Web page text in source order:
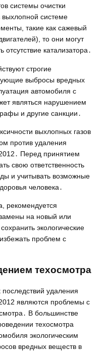
системы очистки
выхлопной системе
такие как сажевый
то они могут
отсутствие катализатора․
строгие
выбросы вредных
автомобиля с
являться нарушением
и другие санкции․
выхлопных газов
против удаления
Перед принятием
свою ответственность
и учитывать возможные
человека․
рекомендуется
на новый или
экологические
проблем с
техосмотра
удаления
являются проблемы с
В большинстве
техосмотра
экологическим
вредных веществ в